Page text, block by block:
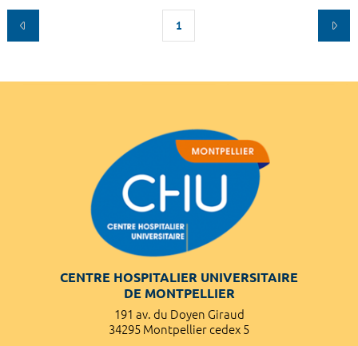
1
CENTRE HOSPITALIER UNIVERSITAIRE
DE MONTPELLIER
191 av. du Doyen Giraud
34295 Montpellier cedex 5